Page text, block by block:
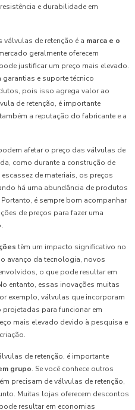
e durabilidade em
de retenção é a marca e o
geralmente oferecem
justificar um preço mais elevado.
e suporte técnico
pois isso agrega valor ao
de retenção, é importante
a reputação do fabricante e a
afetar o preço das válvulas de
como durante a construção de
de materiais, os preços
há uma abundância de produtos
é sempre bom acompanhar
de preços para fazer uma
têm um impacto significativo no
avanço da tecnologia, novos
o que pode resultar em
entanto, essas inovações muitas
exemplo, válvulas que incorporam
para funcionar em
mais elevado devido à pesquisa e
de retenção, é importante
grupo. Se você conhece outros
precisam de válvulas de retenção,
Muitas lojas oferecem descontos
resultar em economias